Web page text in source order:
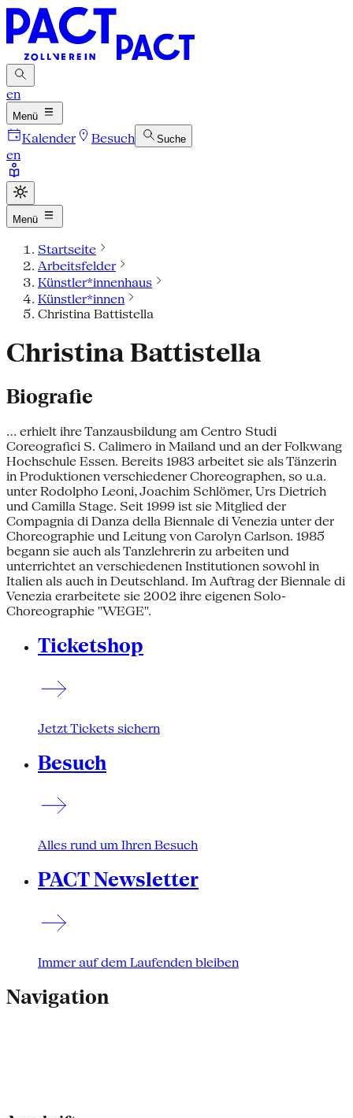
en
Menü
Kalender Besuch Suche
en
Menü
Startseite
Arbeitsfelder
Künstler*innenhaus
Künstler*innen
Christina Battistella
Christina Battistella
Biografie
... erhielt ihre Tanzausbildung am Centro Studi
Coreografici S. Calimero in Mailand und an der Folkwang
Hochschule Essen. Bereits 1983 arbeitet sie als Tänzerin
in Produktionen verschiedener Choreographen, so u.a.
unter Rodolpho Leoni, Joachim Schlömer, Urs Dietrich
und Camilla Stage. Seit 1999 ist sie Mitglied der
Compagnia di Danza della Biennale di Venezia unter der
Choreographie und Leitung von Carolyn Carlson. 1985
begann sie auch als Tanzlehrerin zu arbeiten und
unterrichtet an verschiedenen Institutionen sowohl in
Italien als auch in Deutschland. Im Auftrag der Biennale di
Venezia erarbeitete sie 2002 ihre eigenen Solo-
Choreographie "WEGE".
Ticketshop
Jetzt Tickets sichern
Besuch
Alles rund um Ihren Besuch
PACT Newsletter
Immer auf dem Laufenden bleiben
Navigation